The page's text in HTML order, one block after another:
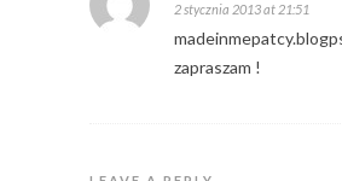
2 stycznia 2013 at 21:51
zapraszam !